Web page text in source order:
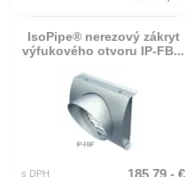
IsoPipe® nerezový zákryt
výfukového otvoru IP-FB...
s DPH 185.79,- €